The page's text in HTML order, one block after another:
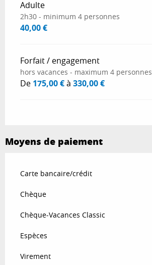
Adulte
2h30 - minimum 4 personnes
40,00 €
Forfait / engagement
hors vacances - maximum 4 personnes
De 175,00 €à 330,00 €
Moyens de paiement
Carte bancaire/crédit
Chèque
Chèque-Vacances Classic
Espèces
Virement